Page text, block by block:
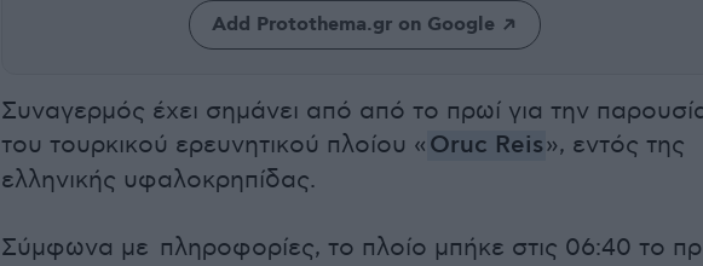
Add Protothema.gr on Google
Συναγερμός έχει σημάνει από από το πρωί για την
του τουρκικού ερευνητικού πλοίου « Oruc Reis», εντός της
ελληνικής υφαλοκρηπίδας.
Σύμφωνα με πληροφορίες, το πλοίο μπήκε στις 06:40 το